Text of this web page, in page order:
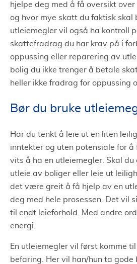
hjelpe deg med å få oversikt
og hvor mye skatt du faktisk skal
utleiemegler vil også ha kontroll
skattefradrag du har krav på i
oppussing eller reparering av
bolig du ikke trenger å betale
heller ikke fradrag for oppussing
Bør du bruke
Har du tenkt å leie ut en liten
inntekter og uten potensiale for å
vits å ha en utleiemegler. Skal du
utleie av boliger eller leie ut
det være greit å få hjelp av en
deg med hele prosessen. Det vil
til endt leieforhold. Med andre
energi.
En utleiemegler vil først komme
befaring. Her vil han/hun ta gode